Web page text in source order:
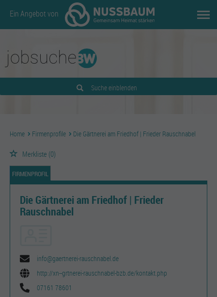
Ein Angebot von
Suche einblenden
Home Firmenprofile Die Gärtnerei am Friedhof | Frieder Rauschnabel
Merkliste (0)
FIRMENPROFIL
Die Gärtnerei am Friedhof | Frieder
Rauschnabel
info@gaertnerei-rauschnabel.de
http://xn--grtnerei-rauschnabel-bzb.de/kontakt.php
07161 78601